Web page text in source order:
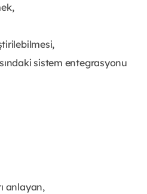
sistem entegrasyonu
anlayan,